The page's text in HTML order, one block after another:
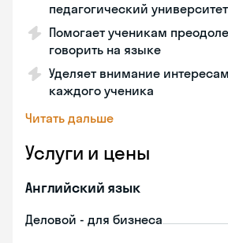
педагогический университет
Помогает ученикам
говорить на языке
Уделяет внимание
каждого ученика
Читать дальше
Услуги и цены
Английский язык
Деловой - для бизнеса